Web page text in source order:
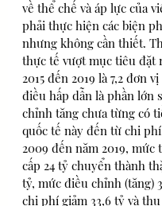
về thể chế và áp lực của
phải thực hiện các biện
nhưng không cần thiết.
thực tế vượt mục tiêu đặt
2015 đến 2019 là 7,2 đơn
điều hấp dẫn là phần lớn
chỉnh tăng chưa từng có
quốc tế này đến từ chi
2009 đến năm 2019, mức
cấp 24 tỷ chuyển thành
tỷ, mức điều chỉnh (tăng)
chi phí giảm 33,6 tỷ và